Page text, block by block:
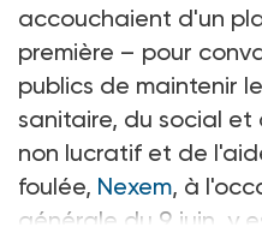
accouchaient d'un
première – pour
publics de maintenir
sanitaire, du social
non lucratif et de
foulée, Nexem, à
générale du 9 juin, y